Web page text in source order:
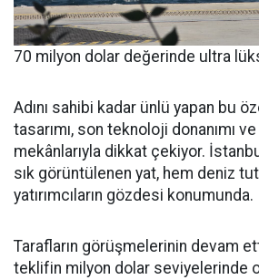
70 milyon dolar değerinde ultra
Adını sahibi kadar ünlü yapan bu
tasarımı, son teknoloji donanımı
mekânlarıyla dikkat çekiyor.
sık görüntülenen yat, hem deniz
yatırımcıların gözdesi konumunda.
Tarafların görüşmelerinin devam
teklifin milyon dolar seviyelerinde